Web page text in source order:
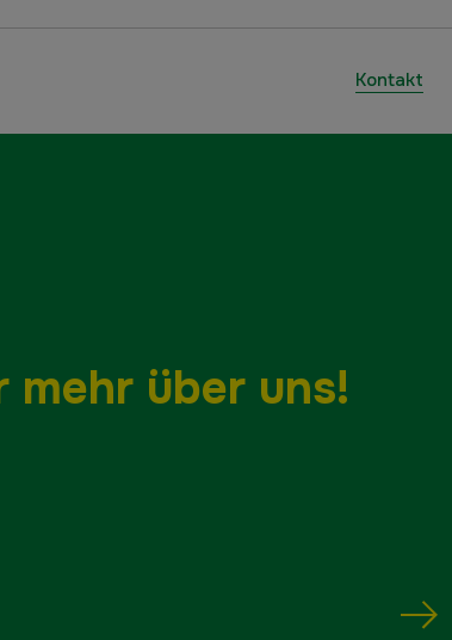
Kontakt
mehr über uns!